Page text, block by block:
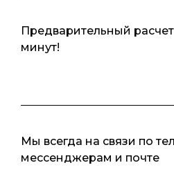
Предварительный
минут!
Мы всегда на связи по
мессенджерам и почте